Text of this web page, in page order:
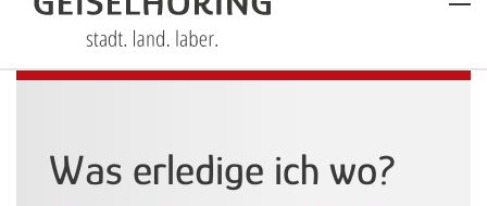
Was erledige ich wo?